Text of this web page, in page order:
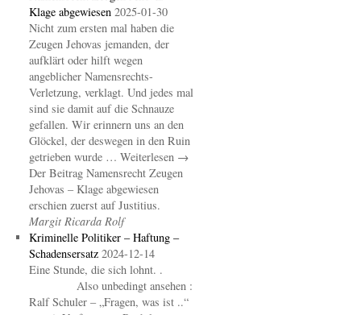
Klage abgewiesen 2025-01-30
Nicht zum ersten mal haben die
Zeugen Jehovas jemanden, der
aufklärt oder hilft wegen
angeblicher Namensrechts-
Verletzung, verklagt. Und jedes mal
sind sie damit auf die Schnauze
gefallen. Wir erinnern uns an den
Glöckel, der deswegen in den Ruin
getrieben wurde … Weiterlesen →
Der Beitrag Namensrecht Zeugen
Jehovas – Klage abgewiesen
erschien zuerst auf Justitius.
Margit Ricarda Rolf
Kriminelle Politiker – Haftung –
Schadensersatz 2024-12-14
Eine Stunde, die sich lohnt. .
Also unbedingt ansehen :
Ralf Schuler – „Fragen, was ist ..“